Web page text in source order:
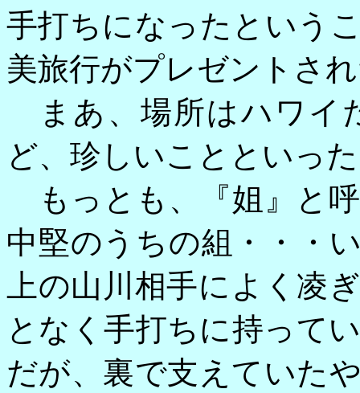
手打ちになったという
美旅行がプレゼントさ
まあ、場所はハワイ
ど、珍しいことといっ
もっとも、『姐』と
中堅のうちの組・・・
上の山川相手によく凌
となく手打ちに持って
だが、裏で支えていた